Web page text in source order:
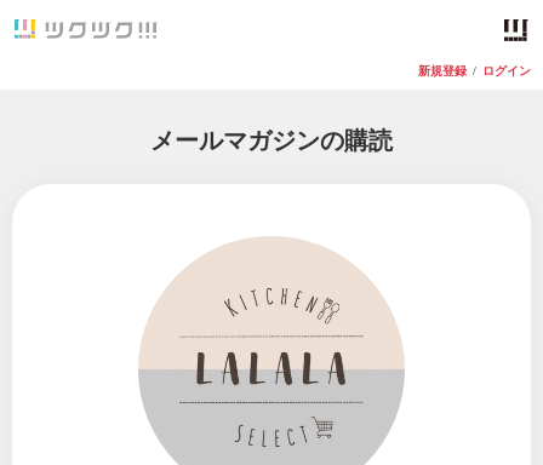
新規登録 / ログイン
メールマガジンの購読